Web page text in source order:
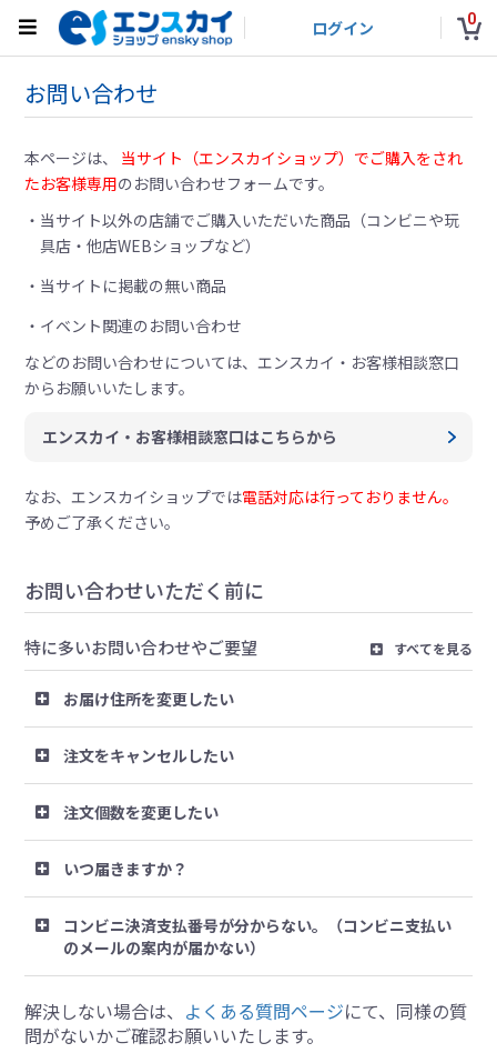
ログイン 0
お問い合わせ
本ページは、 当サイト（エンスカイショップ）でご購入をされ
たお客様専用のお問い合わせフォームです。
当サイト以外の店舗でご購入いただいた商品（コンビニや玩
具店・他店WEBショップなど）
当サイトに掲載の無い商品
イベント関連のお問い合わせ
などのお問い合わせについては、エンスカイ・お客様相談窓口
からお願いいたします。
エンスカイ・お客様相談窓口はこちらから
なお、エンスカイショップでは電話対応は行っておりません。
予めご了承ください。
お問い合わせいただく前に
特に多いお問い合わせやご要望 すべてを見る
お届け住所を変更したい
注文をキャンセルしたい
注文個数を変更したい
いつ届きますか？
コンビニ決済支払番号が分からない。（コンビニ支払い
のメールの案内が届かない）
解決しない場合は、 よくある質問ページにて、同様の質
問がないかご確認お願いいたします。